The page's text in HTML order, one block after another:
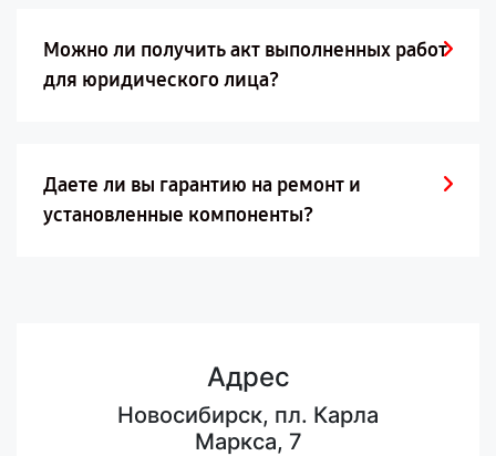
Можно ли получить акт выполненных работ
для юридического лица?
Даете ли вы гарантию на ремонт и
установленные компоненты?
Адрес
Новосибирск, пл. Карла
Маркса, 7